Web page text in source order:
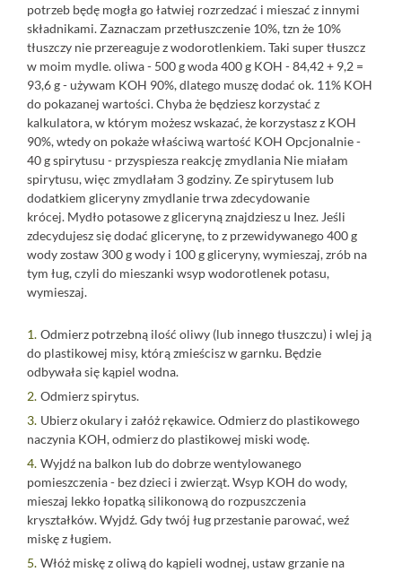
potrzeb będę mogła go łatwiej rozrzedzać i mieszać z innymi
składnikami. Zaznaczam przetłuszczenie 10%, tzn że 10%
tłuszczy nie przereaguje z wodorotlenkiem. Taki super tłuszcz
w moim mydle. oliwa - 500 g woda 400 g KOH - 84,42 + 9,2 =
93,6 g - używam KOH 90%, dlatego muszę dodać ok. 11% KOH
do pokazanej wartości. Chyba że będziesz korzystać z
kalkulatora, w którym możesz wskazać, że korzystasz z KOH
90%, wtedy on pokaże właściwą wartość KOH Opcjonalnie -
40 g spirytusu - przyspiesza reakcję zmydlania Nie miałam
spirytusu, więc zmydlałam 3 godziny. Ze spirytusem lub
dodatkiem gliceryny zmydlanie trwa zdecydowanie
krócej. Mydło potasowe z gliceryną znajdziesz u Inez. Jeśli
zdecydujesz się dodać glicerynę, to z przewidywanego 400 g
wody zostaw 300 g wody i 100 g gliceryny, wymieszaj, zrób na
tym ług, czyli do mieszanki wsyp wodorotlenek potasu,
wymieszaj.
Odmierz potrzebną ilość oliwy (lub innego tłuszczu) i wlej ją
do plastikowej misy, którą zmieścisz w garnku. Będzie
odbywała się kąpiel wodna.
Odmierz spirytus.
Ubierz okulary i załóż rękawice. Odmierz do plastikowego
naczynia KOH, odmierz do plastikowej miski wodę.
Wyjdź na balkon lub do dobrze wentylowanego
pomieszczenia - bez dzieci i zwierząt. Wsyp KOH do wody,
mieszaj lekko łopatką silikonową do rozpuszczenia
kryształków. Wyjdź. Gdy twój ług przestanie parować, weź
miskę z ługiem.
Włóż miskę z oliwą do kąpieli wodnej, ustaw grzanie na